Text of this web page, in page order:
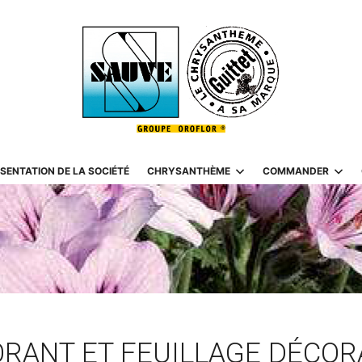
DE LA SOCIÉTÉ CHRYSANTHÈME COMMANDER
ET FEUILLAGE